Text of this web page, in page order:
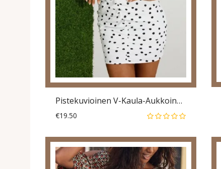
Pistekuvioinen V-Kaula-Aukkoinen Röyhelöinen Olkapäällinen Juhlamekko
€19.50